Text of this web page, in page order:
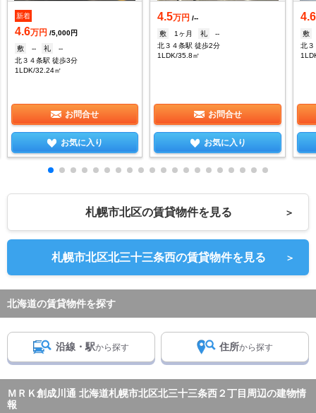
新着
4.6万円 /5,000円
敷
-- 礼
--
北３４条駅 徒歩3分
1LDK/32.24㎡
お問合せ
お気に入り
4.5万円 /--
敷
1ヶ月 礼
--
北３４条駅 徒歩2分
1LDK/35.8㎡
お問合せ
お気に入り
4.6
敷
北３
札幌市北区の賃貸物件を見る ＞
札幌市北区北三十三条西の賃貸物件を見る ＞
北海道の賃貸物件を探す
沿線・駅から探す 住所から探す
ＭＲＫ創成川通 北海道札幌市北区北三十三条西２丁目周辺の建物情
報